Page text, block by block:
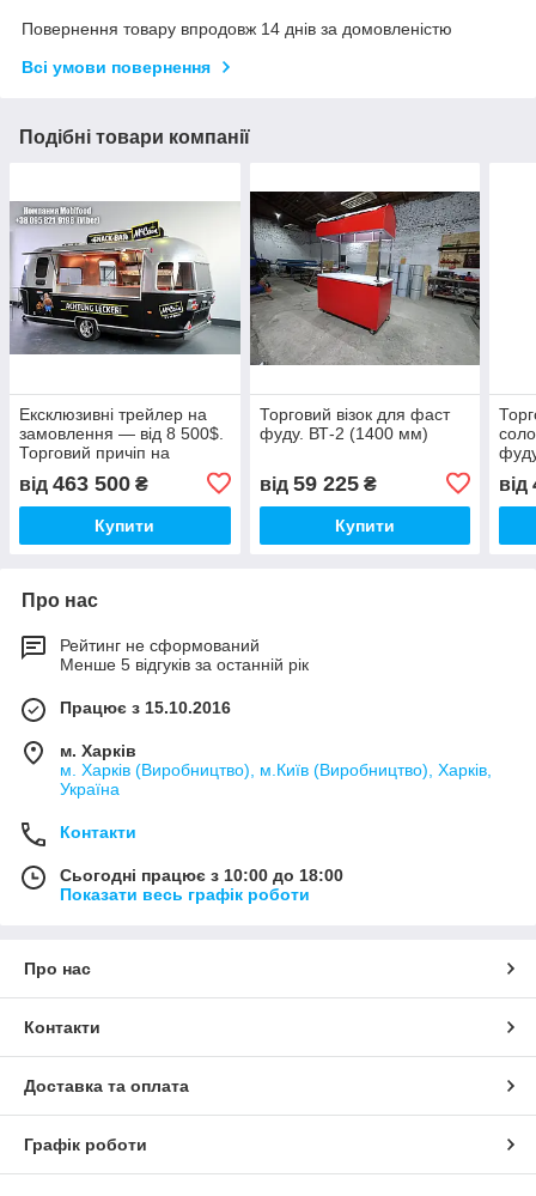
Повернення товару впродовж 14 днів за домовленістю
Всі умови повернення
Подібні товари компанії
Ексклюзивні трейлер на
замовлення — від 8 500$.
Торговий причіп на
від 463 500 ₴
Купити
Торговий візок для фаст
фуду. ВТ-2 (1400 мм)
від 59 225₴
Купити
від
Про нас
Рейтинг не сформований
Менше 5 відгуків за останній рік
Працює з 15.10.2016
м. Харків
м. Харків (Виробництво), м.Київ (Виробництво), Харків,
Україна
Контакти
Сьогодні працює з 10:00 до 18:00
Показати весь графік роботи
Про нас
Контакти
Доставка та оплата
Графік роботи